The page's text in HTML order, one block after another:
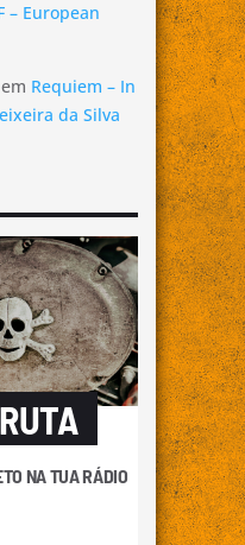
– European
em Requiem – In
da Silva
NA TUA RÁDIO